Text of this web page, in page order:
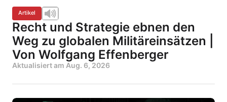
Artikel
Recht und Strategie ebnen den
Weg zu globalen Militäreinsätzen |
Von Wolfgang Effenberger
Aktualisiert am Aug. 6, 2026